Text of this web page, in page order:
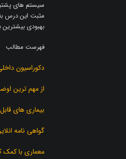
مثبت این درس
بهبودی بیشترین
فهرست مطالب
دکوراسیون
از مهم ترین
بیماری های
گواهی نامه
معماری با کمک